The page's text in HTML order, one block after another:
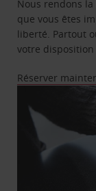
Nous rendons
que vous êtes
liberté. Partout
votre
Réserver